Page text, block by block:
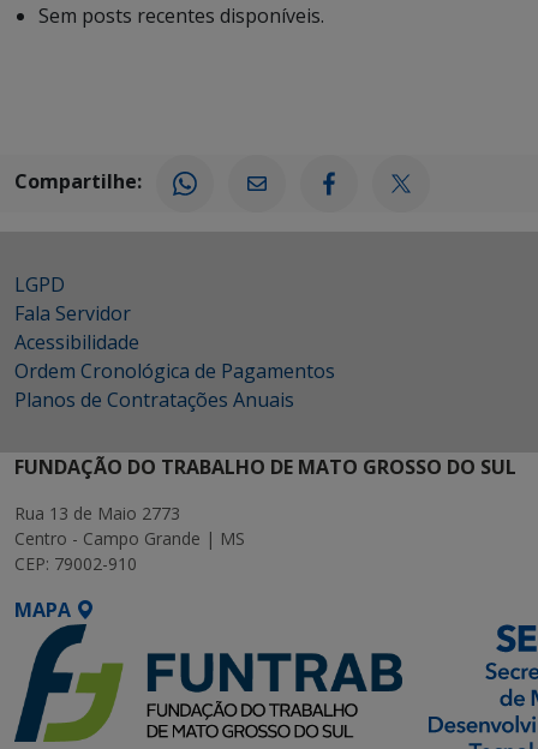
Sem posts recentes disponíveis.
Compartilhe:
LGPD
Fala Servidor
Acessibilidade
Ordem Cronológica de Pagamentos
Planos de Contratações Anuais
FUNDAÇÃO DO TRABALHO DE MATO GROSSO DO SUL
Rua 13 de Maio 2773
Centro - Campo Grande | MS
CEP: 79002-910
MAPA